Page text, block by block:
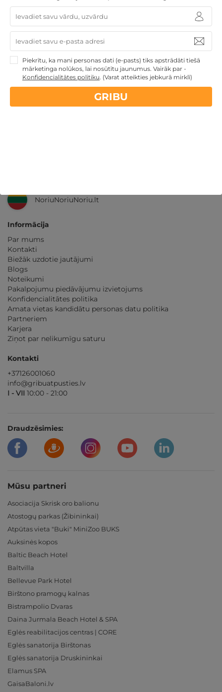
14 dienunaudas atmaksas garantija
Kvalitatīva klientuapkalpošana
GribuAtpusties.lvizmēģināts
NoriuNoriuNoriu.lt
Informācija
Par mums
Kontakti
Biežāk uzdotie jautājumi
Blogs
Noteikumi
Pakalpojumu piedāvājumu izvietojums
Konfidencialitātes politika
Amata vietas kandidātu personas datu politika
Partneriem
Karjera
Ziņot par nelikumīgu saturu
Kontakti
+37126001060
info@gribuatpusties.lv
I - VII 10:00 - 21:00
Draudzēsimies:
Mūsu partneri
Asociacija Skrisk oro balionu
Atostogų parkas (Žibininkai)
Atpūtas vieta "Buki" MiniZoo BUKS
Auksinės kopos
Baltic Beach Hotel
Baltvilla
Bellevue Park Hotel
Birštono pramogų kalnas
Bistrampolio Dvaras
Daina Jurmala Beach Hotel & SPA
Eglės reabilitacijos centras | CORE
Eglės sanatorija Birštonas
Eglės sanatorija Druskininkai
Elamus SPA
GaisaBaloni.lv
Piekrītu, ka mani personas dati (e-pasts) tiks apstrādāti tiešā
mārketinga nolūkos, lai nosūtītu jaunumus. Vairāk par -
Konfidencialitātes politiku. (Varat atteikties jebkurā mirklī)
GRIBU